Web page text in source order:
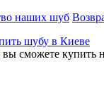
наших шуб
сможете купить